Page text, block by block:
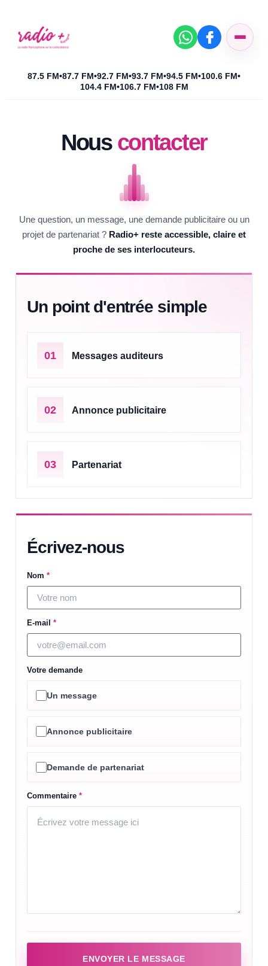
87.5 FM•87.7 FM•92.7 FM•93.7 FM•94.5 FM•100.6 FM•
104.4 FM•106.7 FM•108 FM
Nous contacter
Une question, un message, une demande publicitaire ou un
projet de partenariat ? Radio+ reste accessible, claire et
proche de ses interlocuteurs.
Un point d'entrée simple
01 Messages auditeurs
02 Annonce publicitaire
03 Partenariat
Écrivez-nous
Nom *
E-mail *
Votre demande
Un message
Annonce publicitaire
Demande de partenariat
Commentaire *
ENVOYER LE MESSAGE